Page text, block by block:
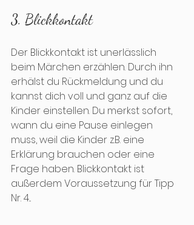
3. Blickkontakt
Der Blickkontakt ist unerlässlich
beim Märchen erzählen. Durch ihn
erhälst du Rückmeldung und du
kannst dich voll und ganz auf die
Kinder einstellen. Du merkst sofort,
wann du eine Pause einlegen
muss, weil die Kinder z.B. eine
Erklärung brauchen oder eine
Frage haben. Blickkontakt ist
außerdem Voraussetzung für Tipp
Nr. 4...